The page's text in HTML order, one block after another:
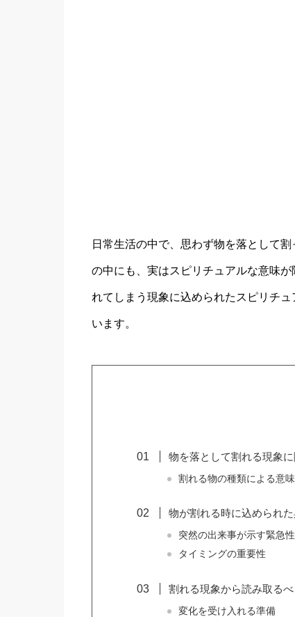
日常生活の中で、思わず物を落として
の中にも、実はスピリチュアルな意味
れてしまう現象に込められたスピリチ
います。
物を落として割れる現象
割れる物の種類による意
物が割れる時に込められ
突然の出来事が示す緊急性
タイミングの重要性
割れる現象から読み取る
変化を受け入れる準備